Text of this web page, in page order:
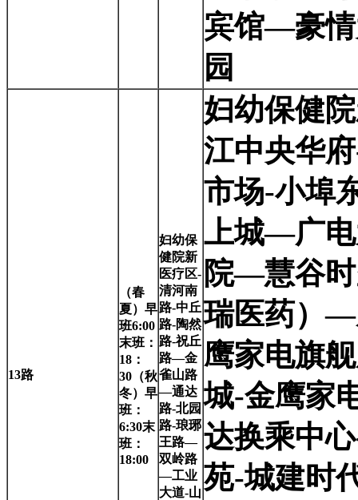
宾馆—豪
园
13路
（春
夏）早
班6:00
末班：
18：
30（秋
冬）早
班：
6:30末
班：
18:00
妇幼保
健院新
医疗区-
清河南
路-中丘
路-陶然
路-祝丘
路—金
雀山路
—通达
路-北园
路-琅琊
王路—
双岭路
—工业
大道-山
妇幼保健
江中央华
市场-小埠
上城—广
院—慧谷
瑞医药）
鹰家电旗
城-金鹰家
达换乘中
苑-城建时